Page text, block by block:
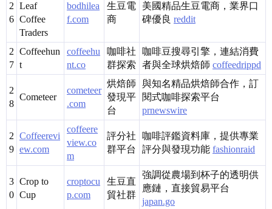
2
6
Leaf
Coffee
Traders
bodhilea
f.com
生豆電
商
美國精品生豆電商，業界口
碑優良 reddit
2
7
Coffeehun
t
coffeehu
nt.co
咖啡社
群探索
咖啡豆搜尋引擎，連結消費
者與全球烘焙師 coffeedrippd
2
8
Cometeer
cometeer
.com
烘焙師
發現平
台
與知名精品烘焙師合作，訂
閱式咖啡探索平台
prnewswire
2
9
Coffeerevi
ew.com
coffeere
view.co
m
評分社
群平台
咖啡評鑑資料庫，提供專業
評分與發現功能 fashionraid
3
0
Crop to
Cup
croptocu
p.com
生豆直
貿社群
強調從農場到杯子的透明供
應鏈，直接貿易平台
japan.go